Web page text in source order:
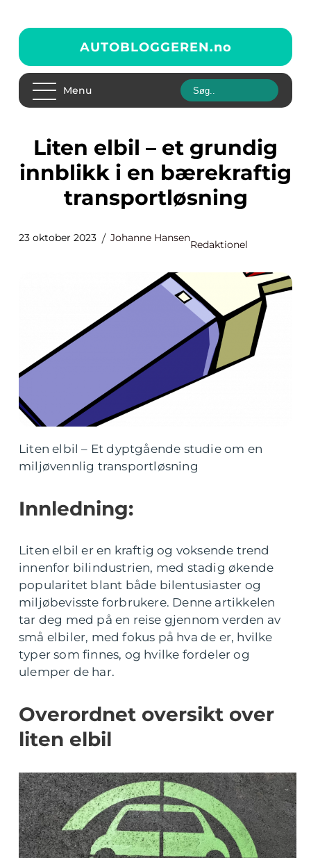
AUTOBLOGGEREN.no
Menu
Liten elbil – et grundig
innblikk i en bærekraftig
transportløsning
23 oktober 2023 Johanne Hansen
Redaktionel
Liten elbil – Et dyptgående studie om en
miljøvennlig transportløsning
Innledning:
Liten elbil er en kraftig og voksende trend
innenfor bilindustrien, med stadig økende
popularitet blant både bilentusiaster og
miljøbevisste forbrukere. Denne artikkelen
tar deg med på en reise gjennom verden av
små elbiler, med fokus på hva de er, hvilke
typer som finnes, og hvilke fordeler og
ulemper de har.
Overordnet oversikt over
liten elbil